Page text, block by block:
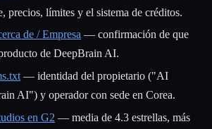
precios, límites y el sistema de créditos.
de / Empresa — confirmación de que
de DeepBrain AI.
— identidad del propietario ("AI
AI") y operador con sede en Corea.
en G2 — media de 4.3 estrellas, más